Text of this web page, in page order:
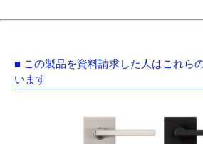
■ この製品を資料請求した人はこれら
います